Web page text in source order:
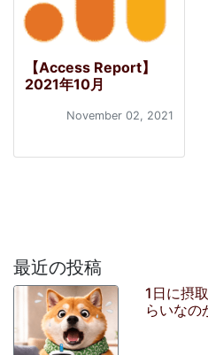
【Access Report】
2021年10月
November 02, 2021
最近の投稿
1日に摂
らいなの